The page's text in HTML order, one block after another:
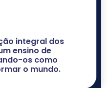
integral dos
ensino de
os como
o mundo.